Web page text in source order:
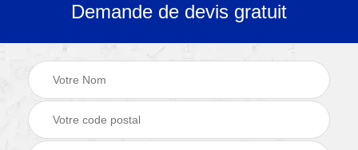
Demande de devis gratuit